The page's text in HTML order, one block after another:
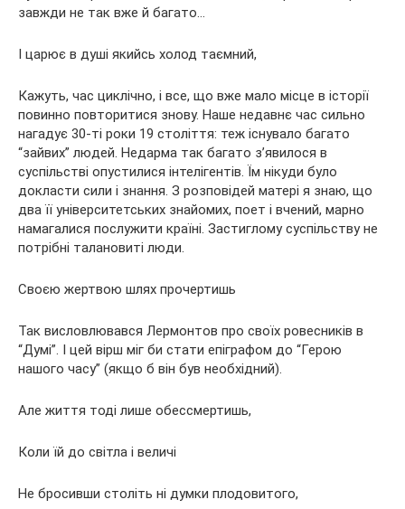
завжди не так вже й багато…
І царює в душі якийсь холод таємний,
Кажуть, час циклічно, і все, що вже мало місце в історії
повинно повторитися знову. Наше недавнє час сильно
нагадує 30-ті роки 19 століття: теж існувало багато
“зайвих” людей. Недарма так багато з’явилося в
суспільстві опустилися інтелігентів. Їм нікуди було
докласти сили і знання. З розповідей матері я знаю, що
два її університетських знайомих, поет і вчений, марно
намагалися послужити країні. Застиглому суспільству не
потрібні талановиті люди.
Своєю жертвою шлях прочертишь
Так висловлювався Лермонтов про своїх ровесників в
“Думі”. І цей вірш міг би стати епіграфом до “Герою
нашого часу” (якщо б він був необхідний).
Але життя тоді лише обессмертишь,
Коли їй до світла і величі
Не бросивши століть ні думки плодовитого,